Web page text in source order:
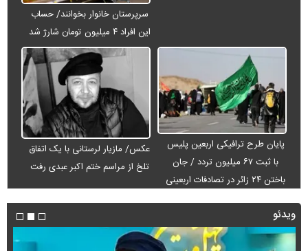
سرپرستان خانوار بخوانند/ حساب
این افراد ۴ میلیون تومان شارژ شد
پایان طرح ترافیکی اربعین پلیس
با ثبت ۶۷ میلیون تردد / جان
باختن ۲۴ زائر در تصادفات اربعینی
عکس/ مازیار لرستانی با یک اتفاق
تلخ از مراسم ختم اکبر عبدی رفت
ویدئو